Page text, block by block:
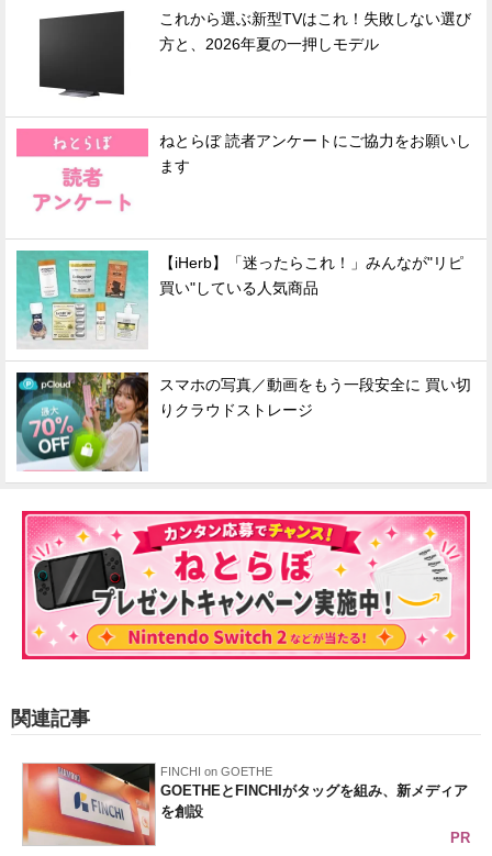
これから選ぶ新型TVはこれ！失敗しない選び
方と、2026年夏の一押しモデル
ねとらぼ 読者アンケートにご協力をお願いし
ます
【iHerb】「迷ったらこれ！」みんなが"リピ
買い"している人気商品
スマホの写真／動画をもう一段安全に 買い切
りクラウドストレージ
関連記事
FINCHI on GOETHE
GOETHEとFINCHIがタッグを組み、新メディア
を創設
PR